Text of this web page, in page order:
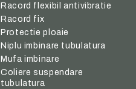
Racord flexibil antivibratie
Racord fix
Protectie ploaie
Niplu imbinare tubulatura
Mufa imbinare
Coliere suspendare
tubulatura